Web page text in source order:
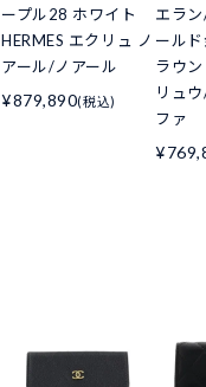
ープル28 ホワイト
HERMES エクリュ ノ
アール/ノアール
¥879,890(税込)
エラ
ール
ラウン
リュ
ファ